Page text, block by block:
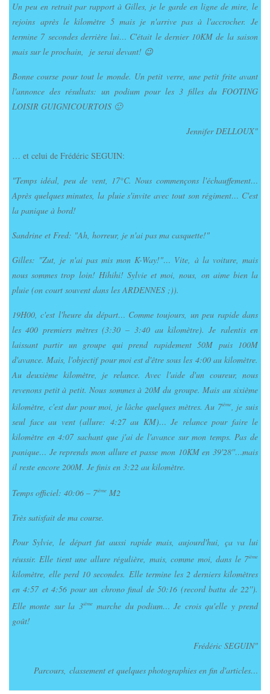
Un peu en retrait par rapport à Gilles, je le garde en ligne de mire, le
rejoins après le kilomètre 5 mais je n'arrive pas à l'accrocher. Je
termine 7 secondes derrière lui… C'était le dernier 10KM de la saison
mais sur le prochain, je serai devant! 😉
Bonne course pour tout le monde. Un petit verre, une petit frite avant
l'annonce des résultats: un podium pour les 3 filles du FOOTING
LOISIR GUIGNICOURTOIS 🙂
Jennifer DELLOUX"
… et celui de Frédéric SEGUIN:
"Temps idéal, peu de vent, 17°C. Nous commençons l'échauffement…
Après quelques minutes, la pluie s'invite avec tout son régiment… C'est
la panique à bord!
Sandrine et Fred: "Ah, horreur, je n'ai pas ma casquette!"
Gilles: "Zut, je n'ai pas mis mon K-Way!"… Vite, à la voiture, mais
nous sommes trop loin! Hihihi! Sylvie et moi, nous, on aime bien la
pluie (on court souvent dans les ARDENNES ;)).
19H00, c'est l'heure du départ… Comme toujours, un peu rapide dans
les 400 premiers mètres (3:30 – 3:40 au kilomètre). Je ralentis en
laissant partir un groupe qui prend rapidement 50M puis 100M
d'avance. Mais, l'objectif pour moi est d'être sous les 4:00 au kilomètre.
Au deuxième kilomètre, je relance. Avec l'aide d'un coureur, nous
revenons petit à petit. Nous sommes à 20M du groupe. Mais au sixième
kilomètre, c'est dur pour moi, je lâche quelques mètres. Au 7ième, je suis
seul face au vent (allure: 4:27 au KM)… Je relance pour faire le
kilomètre en 4:07 sachant que j'ai de l'avance sur mon temps. Pas de
panique… Je reprends mon allure et passe mon 10KM en 39'28''…mais
il reste encore 200M. Je finis en 3:22 au kilomètre.
Temps officiel: 40:06 – 7ième M2
Très satisfait de ma course.
Pour Sylvie, le départ fut aussi rapide mais, aujourd'hui, ça va lui
réussir. Elle tient une allure régulière, mais, comme moi, dans le 7ième
kilomètre, elle perd 10 secondes. Elle termine les 2 derniers kilomètres
en 4:57 et 4:56 pour un chrono final de 50:16 (record battu de 22'').
Elle monte sur la 3ièmemarche du podium… Je crois qu'elle y prend
goût!
Frédéric SEGUIN"
Parcours, classement et quelques photographies en fin d'articles…